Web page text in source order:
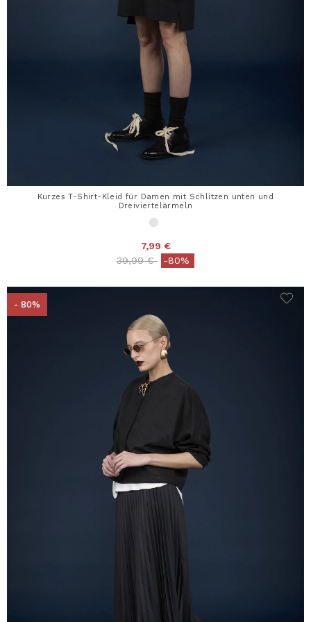
Kurzes T-Shirt-Kleid für Damen mit Schlitzen unten und
Dreiviertelärmeln
7,99 €
Price reduced from
39,99 €to-80%
- 80%